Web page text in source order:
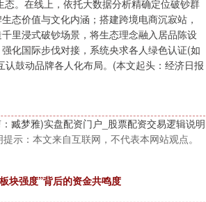
。在线上，依托大数据分析精确定位破钞群
态价值与文化内涵；搭建跨境电商沉寂站，
里浸式破钞场景，将生态理念融入居品陈设
化国际步伐对接，系统央求各人绿色认证(如
鼓动品牌各人化布局。(本文起头：经济日报
臧梦雅)实盘配资门户_股票配资交易逻辑说明
示：本文来自互联网，不代表本网站观点。
块强度”背后的资金共鸣度